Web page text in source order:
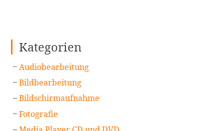
Kategorien
Audiobearbeitung
Bildbearbeitung
Bildschirmaufnahme
Fotografie